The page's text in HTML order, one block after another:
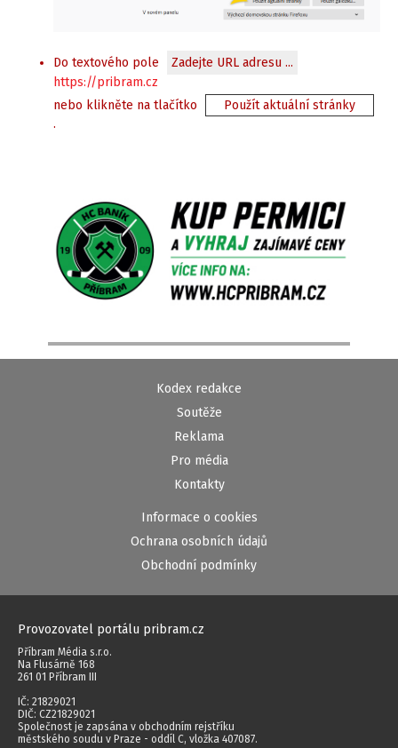
Do textového pole
Zadejte URL adresu ...
https://pribram.cz
nebo klikněte na tlačítko
Použít aktuální stránky
.
Kodex redakce
Soutěže
Reklama
Pro média
Kontakty
Informace o cookies
Ochrana osobních údajů
Obchodní podmínky
Provozovatel portálu pribram.cz
Příbram Média s.r.o.
Na Flusárně 168
261 01 Příbram III
IČ: 21829021
DIČ: CZ21829021
Společnost je zapsána v obchodním rejstříku
městského soudu v Praze - oddíl C, vložka 407087.